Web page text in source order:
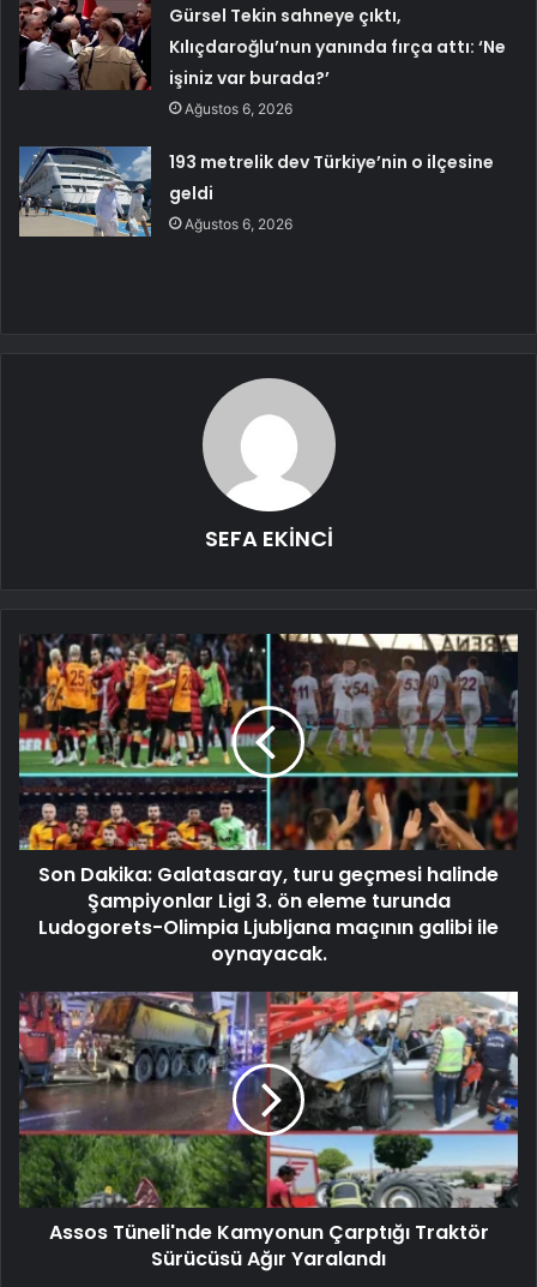
Gürsel Tekin sahneye çıktı,
Kılıçdaroğlu’nun yanında fırça attı: ‘Ne
işiniz var burada?’
Ağustos 6, 2026
193 metrelik dev Türkiye’nin o ilçesine
geldi
Ağustos 6, 2026
SEFA EKİNCİ
Son Dakika: Galatasaray, turu geçmesi halinde
Şampiyonlar Ligi 3. ön eleme turunda
Ludogorets-Olimpia Ljubljana maçının galibi ile
oynayacak.
Assos Tüneli'nde Kamyonun Çarptığı Traktör
Sürücüsü Ağır Yaralandı